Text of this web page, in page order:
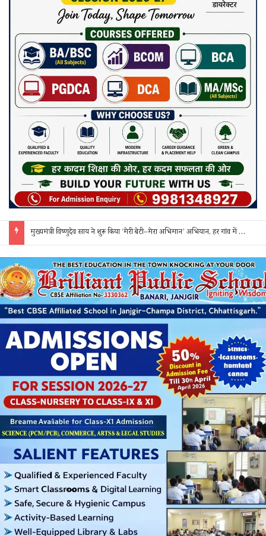
मुख्यमंत्री विष्णुदेव साय ने शुरू किया ‘मेरी बेटी–मेरा अभिमान’ अभियान, हर गांव में मुक्तिधाम और हर स्कूल में बालिका शौचालय